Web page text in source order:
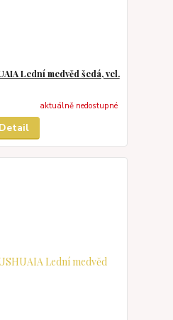
Lední medvěd šedá, vel.
aktuálně nedostupné
Detail